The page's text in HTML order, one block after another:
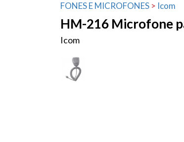
FONES E MICROFONES > Icom
HM-216 Microfone
Icom